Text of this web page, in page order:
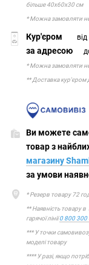
більше 40х60х30 см
* Можна замовляти не
Кур'єром
за адресою
* Можна замовляти не
** Доставка кур'єром
Ви можете
товар з
магазину
за умови
* Резерв товару 72
** Наявність товару
гарячої лінії0 800 300
*** У точки
моделі товару
**** У разі, якщо